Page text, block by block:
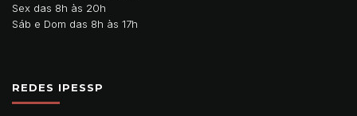
Sex das 8h às 20h
Sáb e Dom das 8h às 17h
REDES IPESSP